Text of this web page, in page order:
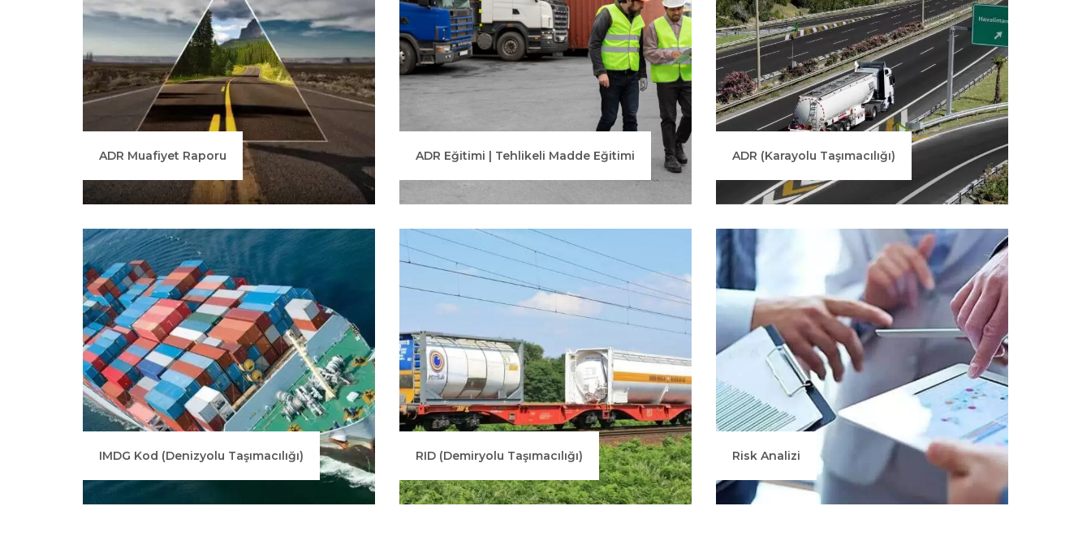
ADR Muafiyet Raporu ADR Eğitimi | Tehlikeli Madde Eğitimi ADR (Karayolu Taşımacılığı)
IMDG Kod (Denizyolu Taşımacılığı) RID (Demiryolu Taşımacılığı) Risk Analizi